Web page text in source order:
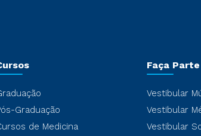
Graduação
de Medicina
Faça Parte
Vestibular
Vestibular
Vestibular